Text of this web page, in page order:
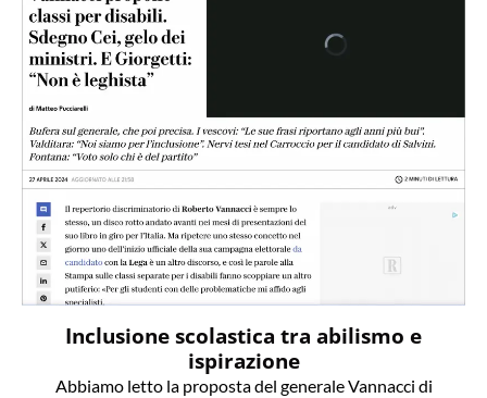
Inclusione scolastica tra abilismo e
ispirazione
Abbiamo letto la proposta del generale Vannacci di